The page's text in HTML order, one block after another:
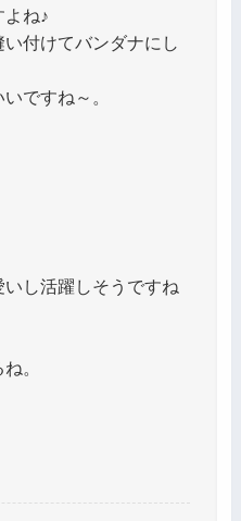
ね♪
付けてバンダナにし
ですね～。
し活躍しそうですね
。